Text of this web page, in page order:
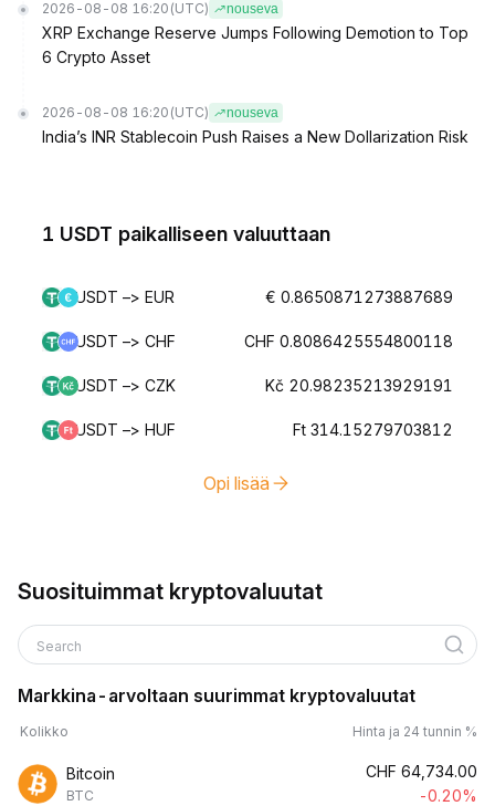
2026-08-08 16:20 (UTC) nouseva
XRP Exchange Reserve Jumps Following Demotion to Top
6 Crypto Asset
2026-08-08 16:20 (UTC) nouseva
India’s INR Stablecoin Push Raises a New Dollarization Risk
1 USDT paikalliseen valuuttaan
USDT –> EUR € 0.8650871273887689
USDT –> CHF CHF 0.8086425554800118
USDT –> CZK Kč 20.98235213929191
USDT –> HUF Ft 314.15279703812
Opi lisää
Suosituimmat kryptovaluutat
Search
Markkina-arvoltaan suurimmat kryptovaluutat
Kolikko Hinta ja 24 tunnin %
Bitcoin
BTC
CHF 64,734.00
-0.20%